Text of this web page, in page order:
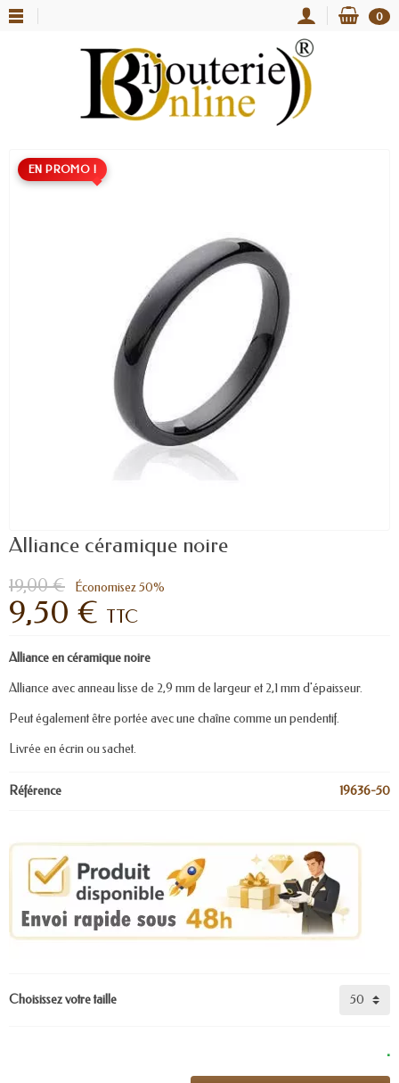
0
EN PROMO !
Alliance céramique noire
19,00 € Économisez 50%
9,50 € TTC
Alliance en céramique noire
Alliance avec anneau lisse de 2,9 mm de largeur et 2,1 mm d'épaisseur.
Peut également être portée avec une chaîne comme un pendentif.
Livrée en écrin ou sachet.
Référence 19636-50
Choisissez votre taille
.